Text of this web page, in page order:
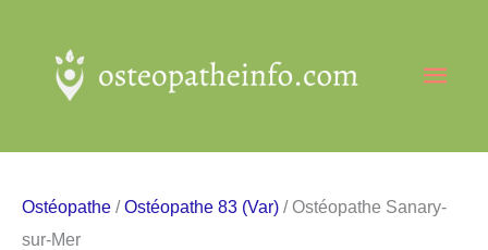
contenu
Ostéopathe /Ostéopathe 83 (Var) / Ostéopathe Sanary-
sur-Mer